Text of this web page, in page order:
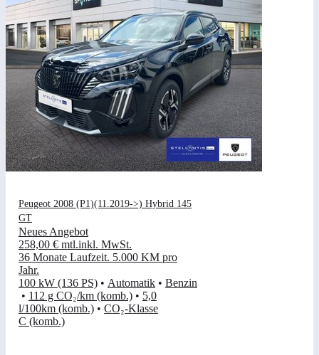
Peugeot 2008 (P1)(11.2019->) Hybrid 145
GT
Neues Angebot
258,00 € mtl.inkl. MwSt.
36 Monate Laufzeit. 5.000 KM pro
Jahr.
100 kW (136 PS) • Automatik • Benzin
• 112 g CO₂/km (komb.) • 5,0
l/100km (komb.) • CO₂-Klasse
C (komb.)